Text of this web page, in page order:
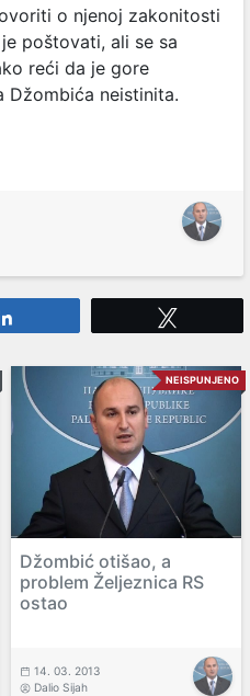
o njenoj zakonitosti
poštovati, ali se sa
reći da je gore
Džombića neistinita.
NEISPUNJENO
Džombić otišao, a
problem Željeznica RS
ostao
14. 03. 2013
Dalio Sijah